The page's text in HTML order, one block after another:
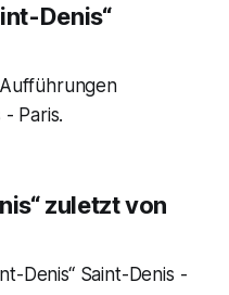
Denis“
Aufführungen
Paris.
zuletzt von
Denis“ Saint-Denis -